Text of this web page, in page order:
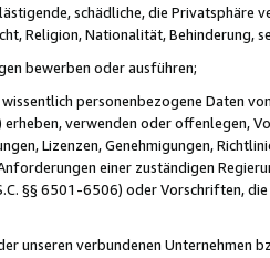
schädliche, die Privatsphäre
Religion, Nationalität, Behinderung,
bewerben oder ausführen;
personenbezogene Daten
verwenden oder offenlegen,
Lizenzen, Genehmigungen,
einer zuständigen
§§ 6501-6506) oder Vorschriften,
unseren verbundenen Unternehmen